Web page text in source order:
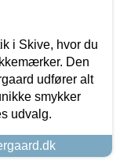
i Skive, hvor du
Den
udfører alt
smykker
udvalg.